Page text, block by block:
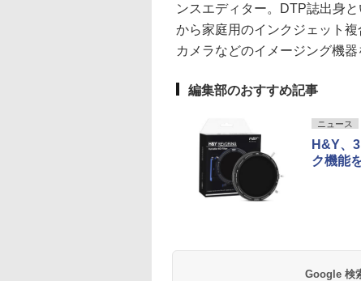
ンスエディター。DTP誌出身
から家庭用のインクジェット
カメラなどのイメージング機器
編集部のおすすめ記事
ニュース
H&Y、
ク機能
Google 検